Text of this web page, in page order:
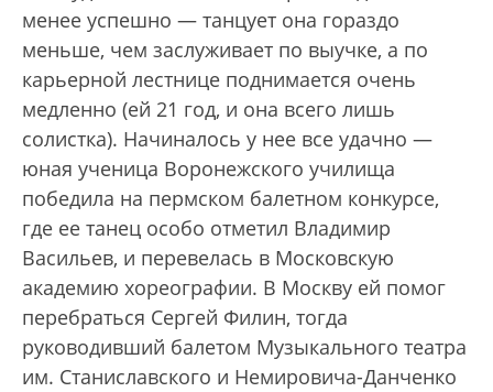
менее успешно — танцует она гораздо
меньше, чем заслуживает по выучке, а по
карьерной лестнице поднимается очень
медленно (ей 21 год, и она всего лишь
солистка). Начиналось у нее все удачно —
юная ученица Воронежского училища
победила на пермском балетном конкурсе,
где ее танец особо отметил Владимир
Васильев, и перевелась в Московскую
академию хореографии. В Москву ей помог
перебраться Сергей Филин, тогда
руководивший балетом Музыкального театра
им. Станиславского и Немировича-Данченко